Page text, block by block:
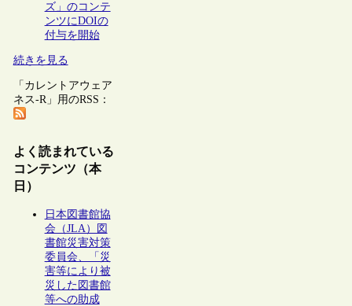
ズ」のコンテ
ンツにDOIの
付与を開始
続きを見る
「カレントアウェア
ネス-R」用のRSS：
よく読まれている
コンテンツ（本
日）
日本図書館協
会（JLA）図
書館災害対策
委員会、「災
害等により被
災した図書館
等への助成